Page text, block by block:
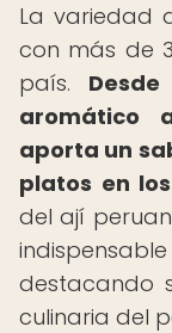
La variedad
con más de
país.
aromático
aporta un
platos en
del ají
destacando
culinaria del